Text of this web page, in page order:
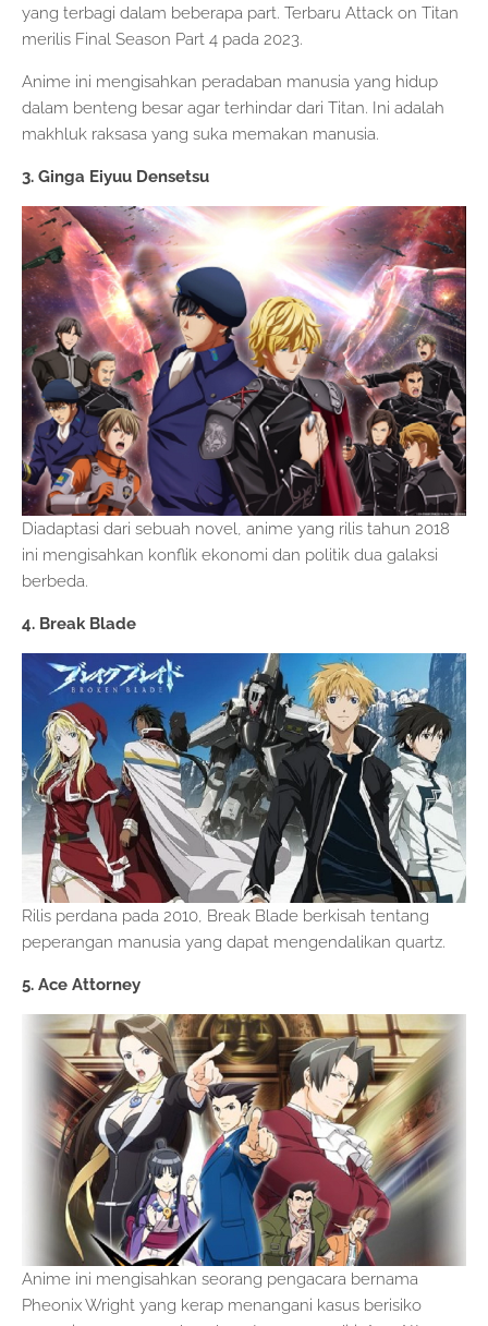
yang terbagi dalam beberapa part. Terbaru Attack on Titan
merilis Final Season Part 4 pada 2023.
Anime ini mengisahkan peradaban manusia yang hidup
dalam benteng besar agar terhindar dari Titan. Ini adalah
makhluk raksasa yang suka memakan manusia.
3. Ginga Eiyuu Densetsu
Diadaptasi dari sebuah novel, anime yang rilis tahun 2018
ini mengisahkan konflik ekonomi dan politik dua galaksi
berbeda.
4. Break Blade
Rilis perdana pada 2010, Break Blade berkisah tentang
peperangan manusia yang dapat mengendalikan quartz.
5. Ace Attorney
Anime ini mengisahkan seorang pengacara bernama
Pheonix Wright yang kerap menangani kasus berisiko